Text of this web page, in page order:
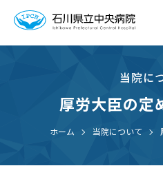
診療受付時間：午前8時20分
休診⽇： 土曜、日曜、祝
当院に
厚労大臣の定
ホーム 当院について